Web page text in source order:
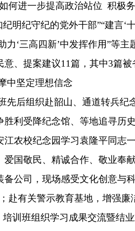
何进一步提高政治站位 积极
纪明纪守纪的党外干部”“建言‘
力‘三高四新’中发挥作用”等主
意、提案建议11篇，其中3篇被
中坚定理想信念
先后组织赴韶山、 通道转兵纪
胜利 受降纪念馆、等地追寻历
江农校纪念园学习袁隆平同志
爱国敬民、精诚合作、敬业奉
备公司，现场感受文化创意与
赴有关警示教育基地， 增强廉
培训班组织学习成果交流暨结业